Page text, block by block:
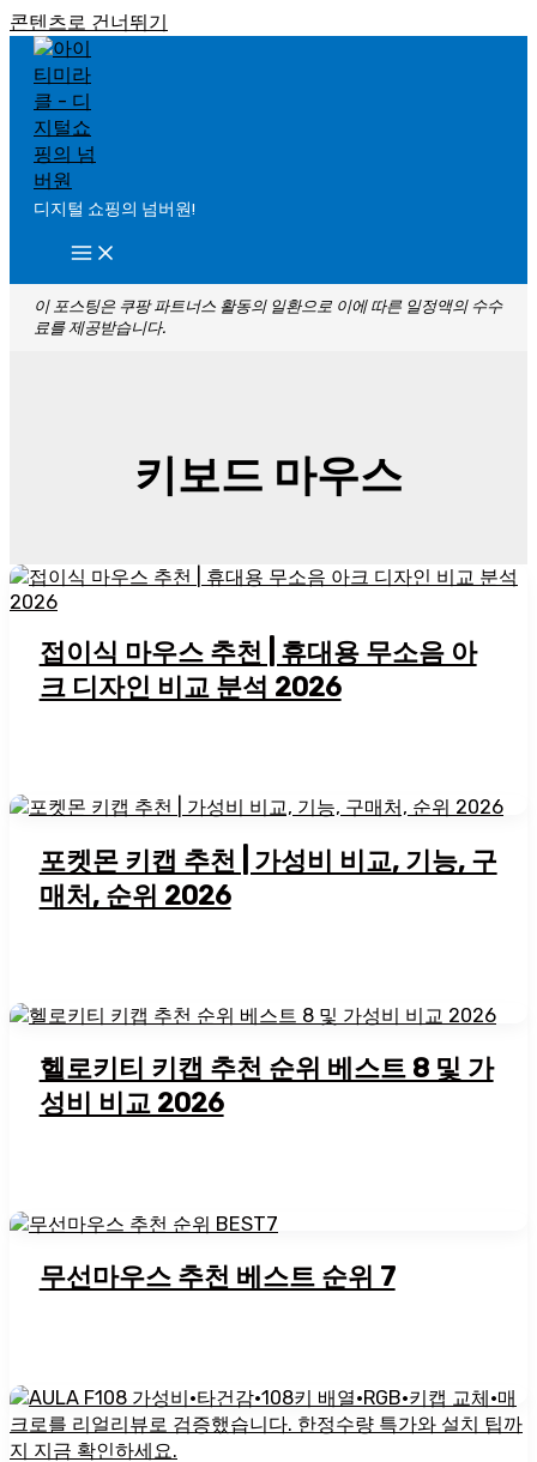
콘텐츠로 건너뛰기
디지털 쇼핑의 넘버원!
이 포스팅은 쿠팡 파트너스 활동의 일환으로 이에 따른 일정액의 수수
료를 제공받습니다.
키보드 마우스
접이식 마우스 추천 | 휴대용 무소음 아
크 디자인 비교 분석 2026
포켓몬 키캡 추천 | 가성비 비교, 기능, 구
매처, 순위 2026
헬로키티 키캡 추천 순위 베스트 8 및 가
성비 비교 2026
무선마우스 추천 베스트 순위 7